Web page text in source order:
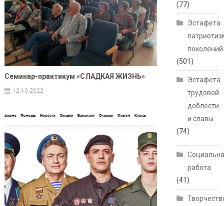
Семинар-практикум «СЛАДКАЯ ЖИЗНЬ»
12.10.2022
(77)
Эстафета
поколений
(501)
Эстафета
трудовой
доблести
и славы
(74)
работа
(41)